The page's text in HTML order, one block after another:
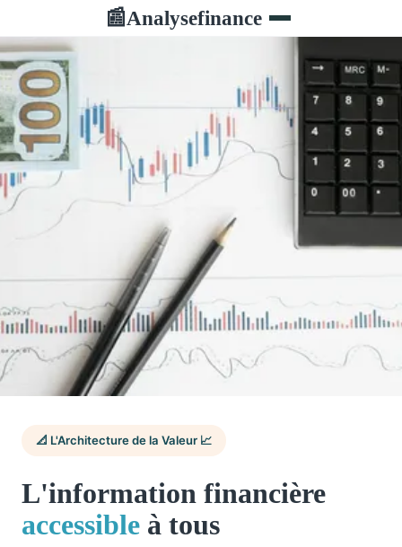
📰Analysefinance
📐 L'Architecture de la Valeur 📈
L'information financière
accessible à tous